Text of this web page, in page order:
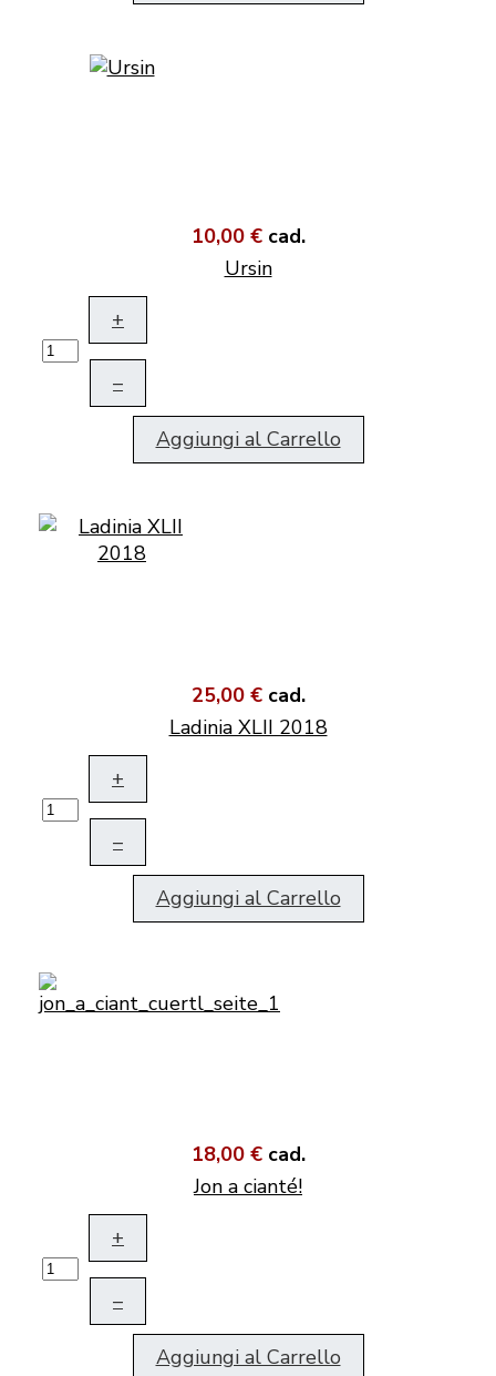
10,00 € cad.
Ursin
+
–
Aggiungi al Carrello
25,00 € cad.
Ladinia XLII 2018
+
–
Aggiungi al Carrello
18,00 € cad.
Jon a cianté!
+
–
Aggiungi al Carrello